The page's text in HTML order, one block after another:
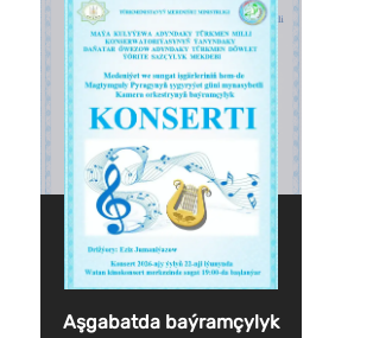
Aşgabatda baýramçylyk